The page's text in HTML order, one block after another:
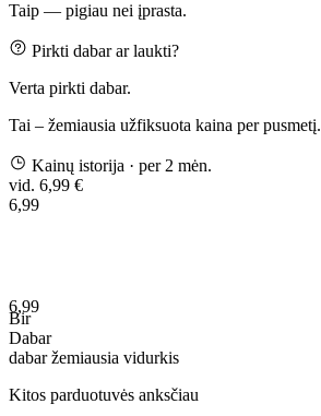
Taip — pigiau nei įprasta.
Pirkti dabar ar laukti?
Verta pirkti dabar.
Tai – žemiausia užfiksuota kaina per pusmetį.
Kainų istorija · per 2 mėn.
vid. 6,99 €
6,99
6,99
Bir
Dabar
dabaržemiausia vidurkis
Kitos parduotuvės anksčiau